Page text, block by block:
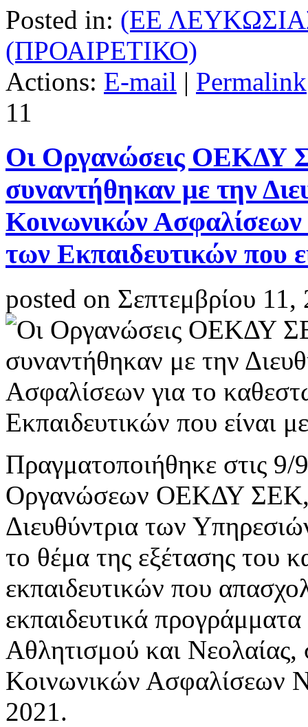
Posted in: (ΕΕ
(ΠΡΟΑΙΡΕΤΙΚΟ)
Actions: E-mail | Permalink
11
Οι Οργανώσεις
συναντήθηκαν με την
Κοινωνικών
των Εκπαιδευτικών που
posted on Σεπτεμβρίου
Πραγματοποιήθηκε στις
Οργανώσεων ΟΕΚΔΥ
Διευθύντρια των
το θέμα της εξέτασης του
εκπαιδευτικών που
εκπαιδευτικά
Αθλητισμού και
Κοινωνικών Ασφαλίσεων
2021.